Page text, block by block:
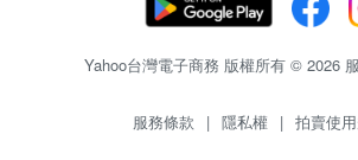
Yahoo台灣電子商務 版權所有 © 2026
服務條款 | 隱私權 | 拍賣使